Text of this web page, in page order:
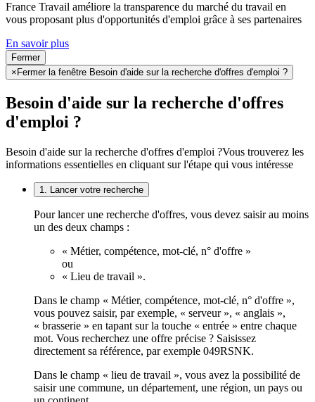
France Travail améliore la transparence du marché du travail en
vous proposant plus d'opportunités d'emploi grâce à ses partenaires
En savoir plus
Fermer
× Fermer la fenêtre Besoin d'aide sur la recherche d'offres d'emploi ?
Besoin d'aide sur la recherche d'offres
d'emploi ?
Besoin d'aide sur la recherche d'offres d'emploi ?Vous trouverez les
informations essentielles en cliquant sur l'étape qui vous intéresse
1. Lancer votre recherche
Pour lancer une recherche d'offres, vous devez saisir au moins
un des deux champs :
« Métier, compétence, mot-clé, n° d'offre »
ou
« Lieu de travail ».
Dans le champ « Métier, compétence, mot-clé, n° d'offre »,
vous pouvez saisir, par exemple, « serveur », « anglais »,
« brasserie » en tapant sur la touche « entrée » entre chaque
mot. Vous recherchez une offre précise ? Saisissez
directement sa référence, par exemple 049RSNK.
Dans le champ « lieu de travail », vous avez la possibilité de
saisir une commune, un département, une région, un pays ou